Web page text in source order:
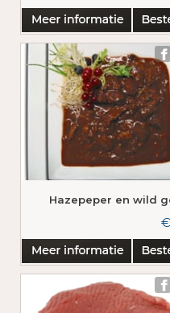
Hazepeper en wild